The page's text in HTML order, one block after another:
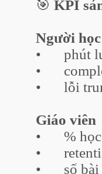
🎯 KPI
Người học
•
phút
•
•
lỗi
Giáo viên
•
%
•
•
số